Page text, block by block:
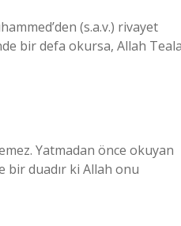
(s.a.v.) rivayet
bir defa okursa, Allah
Yatmadan önce okuyan
bir duadır ki Allah onu